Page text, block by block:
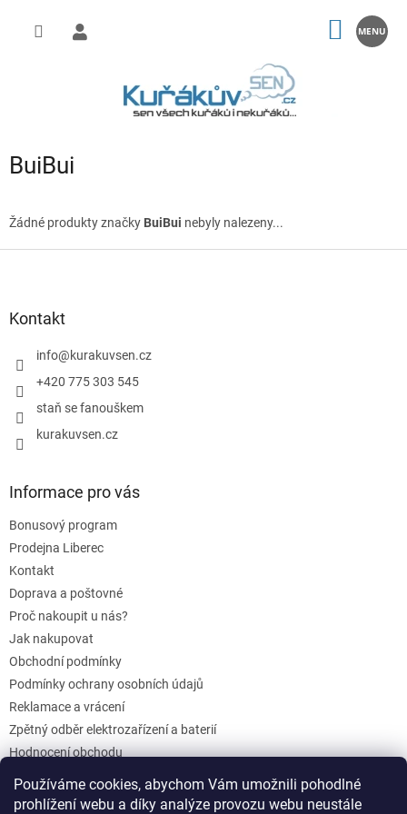
Používáme cookies, abychom Vám umožnili pohodlné
prohlížení webu a díky analýze provozu webu neustále
KOŠÍK
BuiBui
Žádné produkty značky BuiBui nebyly nalezeny...
Kontakt
info@kurakuvsen.cz
+420 775 303 545
staň se fanouškem
kurakuvsen.cz
Informace pro vás
Bonusový program
Prodejna Liberec
Kontakt
Doprava a poštovné
Proč nakoupit u nás?
Jak nakupovat
Obchodní podmínky
Podmínky ochrany osobních údajů
Reklamace a vrácení
Zpětný odběr elektrozařízení a baterií
Hodnocení obchodu
Dárkové poukazy
Blog